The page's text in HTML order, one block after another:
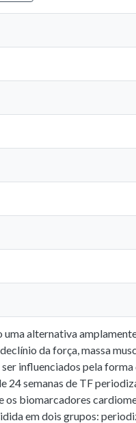
alternativa
da força, massa
influenciados pela
semanas de TF
biomarcadores
em dois grupos: